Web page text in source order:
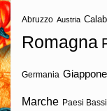
Abruzzo Austria
Romagna
Germania Giappone
Marche Paesi Bassi